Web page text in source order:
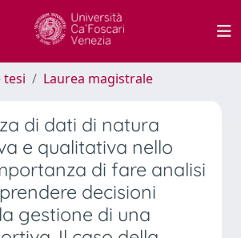
tesi Laurea magistrale
di dati di natura
e qualitativa nello
di fare analisi
decisioni
gestione di una